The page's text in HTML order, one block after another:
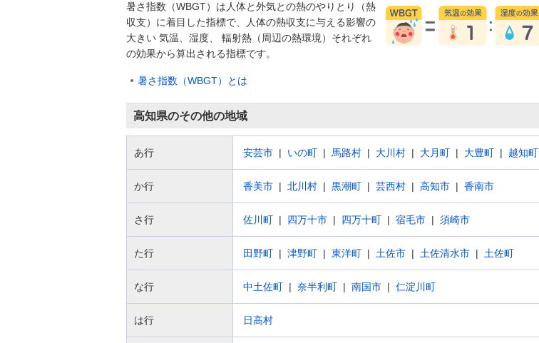
暑さ指数（WBGT）は人体と外気との熱のやりとり（熱
収支）に着目した指標で、人体の熱収支に与える影響の
大きい 気温、湿度、 輻射熱（周辺の熱環境）それぞれ
の効果から算出される指標です。
暑さ指数（WBGT）とは
高知県のその他の地域
あ行 安芸市 いの町 馬路村 大川村 大月町 大豊町 越知町
か行 香美市 北川村 黒潮町 芸西村 高知市 香南市
さ行 佐川町 四万十市 四万十町 宿毛市 須崎市
た行 田野町 津野町 東洋町 土佐市 土佐清水市 土佐町
な行 中土佐町 奈半利町 南国市 仁淀川町
は行 日高村